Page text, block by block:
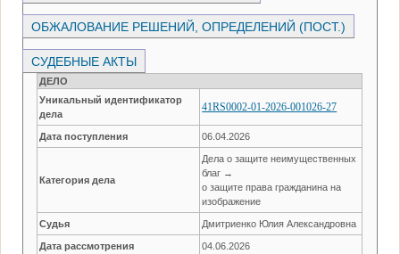
ОБЖАЛОВАНИЕ РЕШЕНИЙ, ОПРЕДЕЛЕНИЙ (ПОСТ.)
СУДЕБНЫЕ АКТЫ
ДЕЛО
Уникальный идентификатор
дела
41RS0002-01-2026-001026-27
Дата поступления 06.04.2026
Категория дела
Дела о защите неимущественных
благ →
о защите права гражданина на
изображение
Судья Дмитриенко Юлия Александровна
Дата рассмотрения 04.06.2026